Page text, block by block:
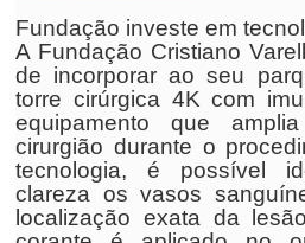
Fundação investe em
A Fundação Cristiano
de incorporar ao seu
torre cirúrgica 4K com
equipamento que
cirurgião durante o
tecnologia, é possível
clareza os vasos
localização exata da